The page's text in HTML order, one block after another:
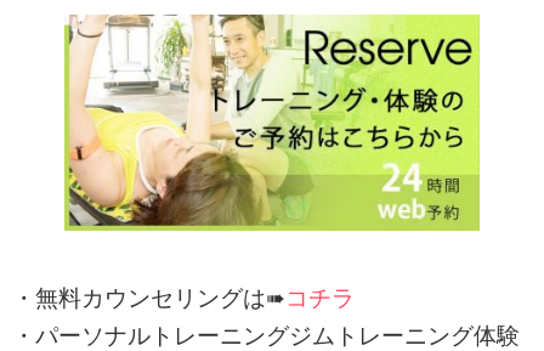
・無料カウンセリングは➠コチラ
・パーソナルトレーニングジムトレーニング体験